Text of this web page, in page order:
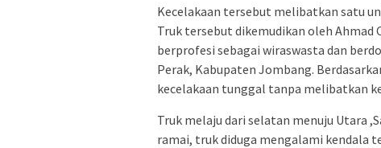
Kecelakaan tersebut melibatkan satu
Truk tersebut dikemudikan oleh Ahmad
berprofesi sebagai wiraswasta dan
Perak, Kabupaten Jombang.
kecelakaan tunggal tanpa melibatkan
Truk melaju dari selatan menuju Utara
ramai, truk diduga mengalami kendala